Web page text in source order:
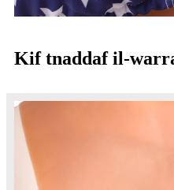
Kif tnaddaf il-